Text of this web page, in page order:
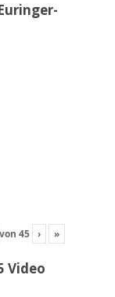
von 45 › »
Video